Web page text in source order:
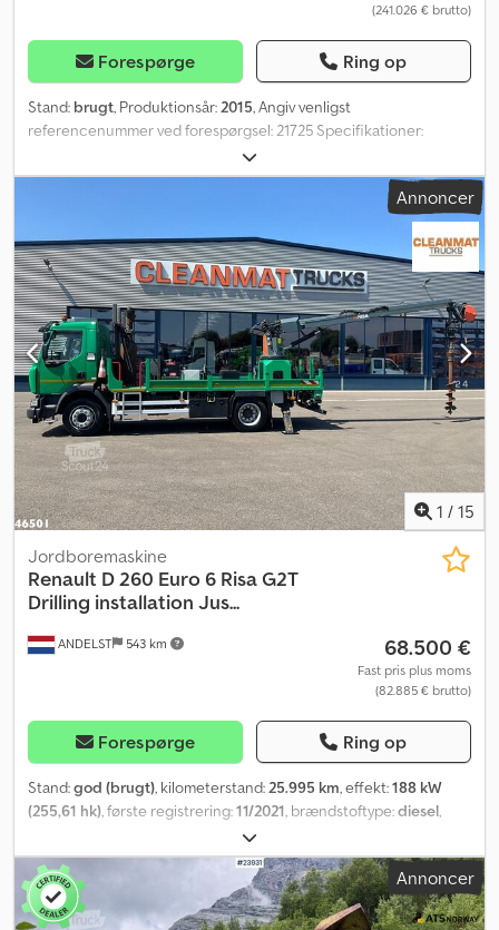
(241.026 € brutto)
Forespørge Ring op
Stand: brugt, Produktionsår:2015, Angiv venligst
referencenummer ved forespørgsel: 21725 Specifikationer:
Årgang: 2015 Motortimer: Ca. 5.850 Vægt: 38.000 kg Dafo
brandslukningssystem 2 bomme Laser Begge borehamre samt
reservedelshammer renoveret i 2024 LED-belysning Radio/CD
Klimaanlæg/AC Vedligeholdelse udført efter behov Bakkamera
fungerer ikke Klar til levering Bom 1: Crodexu A Hmjpfx Ag Ajf
Slagværktimer: Ca. 575 Elmotortimer: Ca. 11.100 Samlet
borelængde: Ca. 603.000 meter Kompressortimer: Ca. 2.900 Bom
2: Slagværktimer: Ca. 510 Elmotortimer: Ca. 7.200 Samlet
borelængde: Ca. 387.000 meter Kompressortimer: Ca. 2.900
Egenvægt: 38.000 Model: Boomer MC2 tunnelborerig =
Yderligere oplysninger = Serienummer: TMG15URExxxx Kontakt
ATS Norway for yderligere information.
Annoncer
1 / 15
ANDELST 543 km
Jordboremaskine
Renault D 260 Euro 6 Risa G2T
Drilling installation Jus...
68.500 €
Fast pris plus moms
(82.885 € brutto)
Forespørge Ring op
Stand:god (brugt), kilometerstand:25.995 km, effekt:188 kW
(255,61 hk), første registrering:11/2021, brændstoftype:diesel,
, akslekonfiguration:
automatisk, emissionsklasse:Euro 6, affjedring:stål, antal sæder:3,
Produktionsår:
ABS, differentialespær, fartpilot,
klimaanlæg, kran, trailertræk, = Yderligere muligheder og
Annoncer